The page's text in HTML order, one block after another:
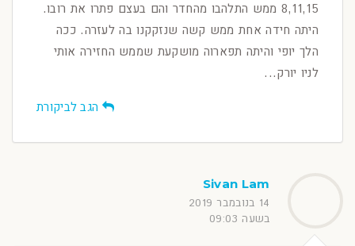
8,11,15 ממש התלהבו מהחדר והם בעצם פתרו את רובו.
היתה חידה אחת ממש קשה שנזקקנו בה לעזרה. ככה
הלך יופי והיתה תפארוה מושקעת שממש החזירה אותי
לניו יורק...
הגב לביקורת
Sivan Lam
14 בנובמבר 2019
בשעה 09:03